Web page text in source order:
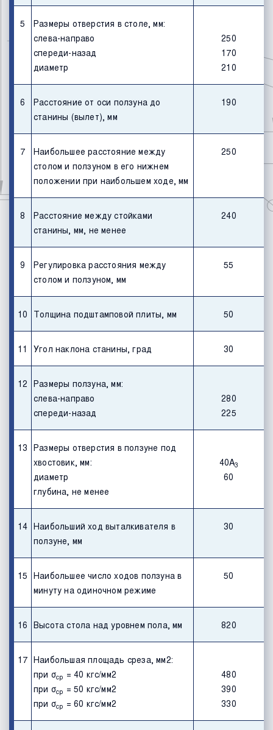
5
Размеры отверстия в столе, мм:
слева-направо
спереди-назад
диаметр
250
170
210
6
Расстояние от оси ползуна до
станины (вылет), мм
190
7
Наибольшее расстояние между
столом и ползуном в его нижнем
положении при наибольшем ходе, мм
250
8
Расстояние между стойками
станины, мм, не менее
240
9
Регулировка расстояния между
столом и ползуном, мм
55
10 Толщина подштамповой плиты, мм 50
11 Угол наклона станины, град 30
12 Размеры ползуна, мм:
слева-направо
спереди-назад
280
225
13 Размеры отверстия в ползуне под
хвостовик, мм:
диаметр
глубина, не менее
40А3
60
14 Наибольший ход выталкивателя в
ползуне, мм
30
15 Наибольшее число ходов ползуна в
минуту на одиночном режиме
50
16 Высота стола над уровнем пола, мм 820
17 Наибольшая площадь среза, мм2:
при σср = 40 кгс/мм2
при σср = 50 кгс/мм2
при σср = 60 кгс/мм2
480
390
330